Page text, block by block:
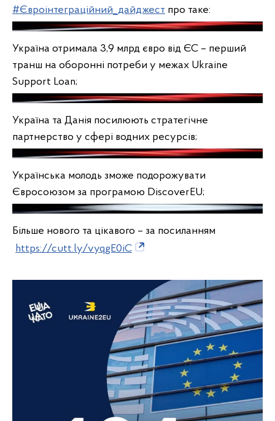
#Євроінтеграційний_дайджест про таке:
Україна отримала 3,9 млрд євро від ЄС – перший
транш на оборонні потреби у межах Ukraine
Support Loan;
Україна та Данія посилюють стратегічне
партнерство у сфері водних ресурсів;
Українська молодь зможе подорожувати
Євроcоюзом за програмою DiscoverEU;
Більше нового та цікавого – за посиланням
https://cutt.ly/vyqgE0iC